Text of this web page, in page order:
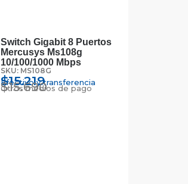
Switch Gigabit 8 Puertos
Mercusys Ms108g
10/100/1000 Mbps
SKU: MS108G
$15.219
Efectivo y transferencia
$15.690
Otros medios de pago